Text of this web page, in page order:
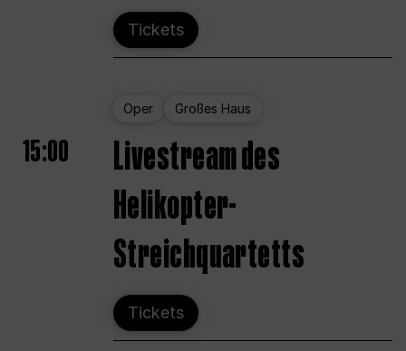
Tickets
Oper Großes Haus
15:00
Livestream des
Helikopter-
Streichquartetts
Tickets